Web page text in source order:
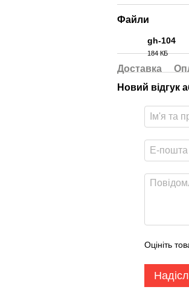
Файли
gh-104
184 КБ
Доставка
Новий відгук
Оцініть